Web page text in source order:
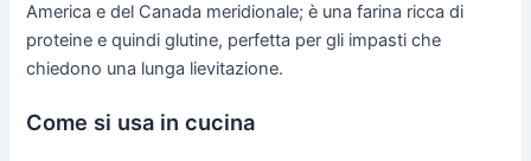
America e del Canada meridionale; è una farina ricca di
proteine e quindi glutine, perfetta per gli impasti che
chiedono una lunga lievitazione.
Come si usa in cucina